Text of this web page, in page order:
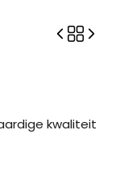
kwaliteit